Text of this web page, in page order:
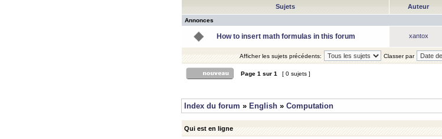
Sujets Auteur
Annonces
How to insert math formulas in this forum xantox
Afficher les sujets précédents: Classer par
Page 1 sur 1 [ 0 sujets ]
Index du forum » English » Computation
Qui est en ligne